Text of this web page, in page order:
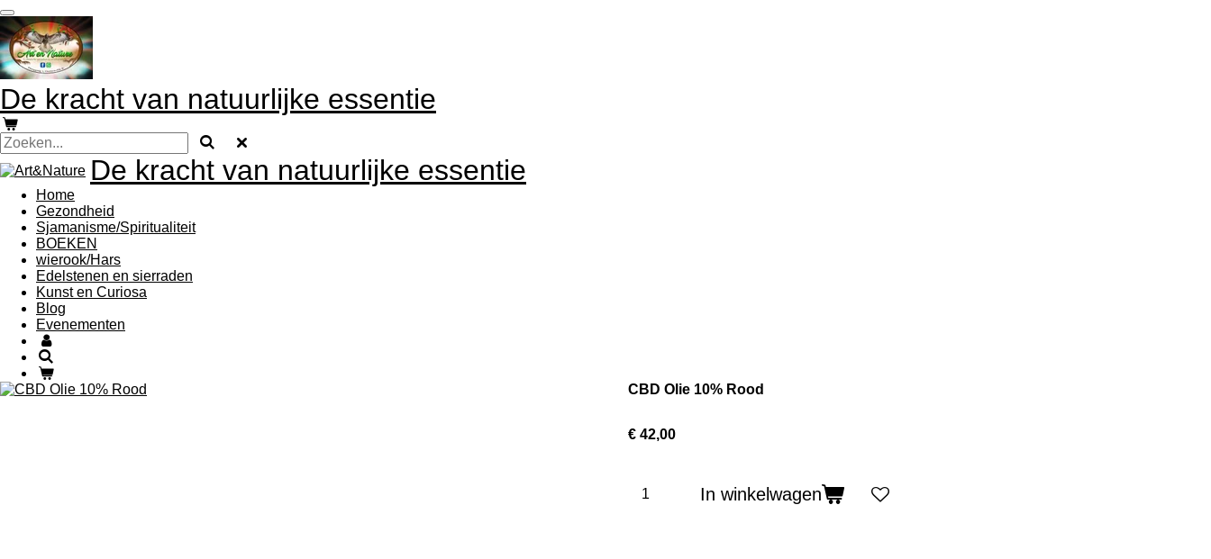
Ga
direct
naar
de
hoofdinhoud
De kracht van natuurlijke essentie
De kracht van natuurlijke essentie
Home
Gezondheid
Sjamanisme/Spiritualiteit
BOEKEN
wierook/Hars
Edelstenen en sierraden
Kunst en Curiosa
Blog
Evenementen
CBD Olie 10% Rood
€ 42,00
In winkelwagen